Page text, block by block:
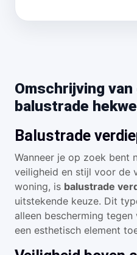
Omschrijving
balustrade
Balustrade
Wanneer je op zoek bent
veiligheid en stijl voor de
woning, is balustrade
uitstekende keuze. Dit
alleen bescherming
een esthetisch element